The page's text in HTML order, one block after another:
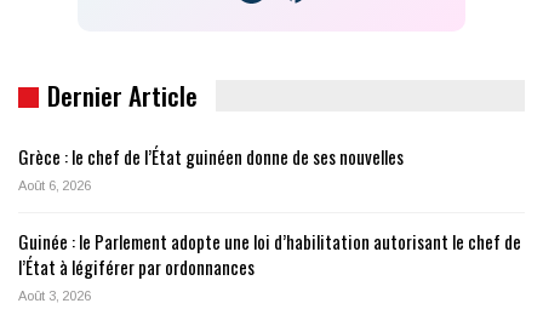
Dernier Article
Grèce : le chef de l’État guinéen donne de ses nouvelles
Août 6, 2026
Guinée : le Parlement adopte une loi d’habilitation autorisant le chef de
l’État à légiférer par ordonnances
Août 3, 2026